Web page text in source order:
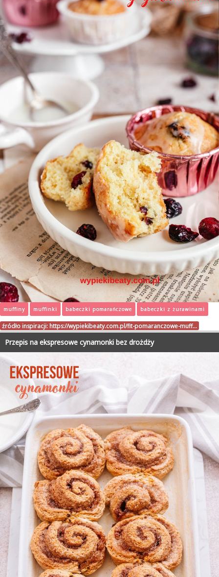
muffiny muffinki babeczki pomarańczowe babeczki z żurawinami
źródło inspiracji: https://wypiekibeaty.com.pl/fit-pomaranczowe-muff…
Przepis na ekspresowe cynamonki bez drożdży